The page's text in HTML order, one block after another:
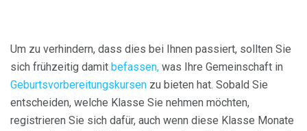
Um zu verhindern, dass dies bei Ihnen passiert, sollten Sie
sich frühzeitig damit befassen, was Ihre Gemeinschaft in
Geburtsvorbereitungskursen zu bieten hat. Sobald Sie
entscheiden, welche Klasse Sie nehmen möchten,
registrieren Sie sich dafür, auch wenn diese Klasse Monate